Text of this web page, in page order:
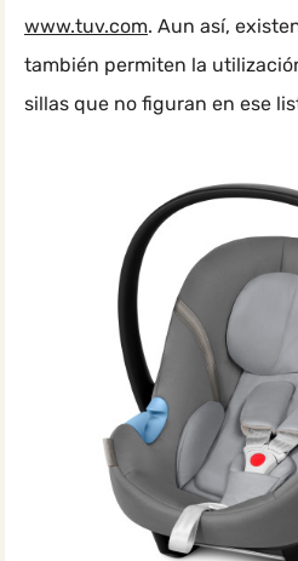
www.tuv.com. Aun así,
también permiten la
sillas que no figuran en ese